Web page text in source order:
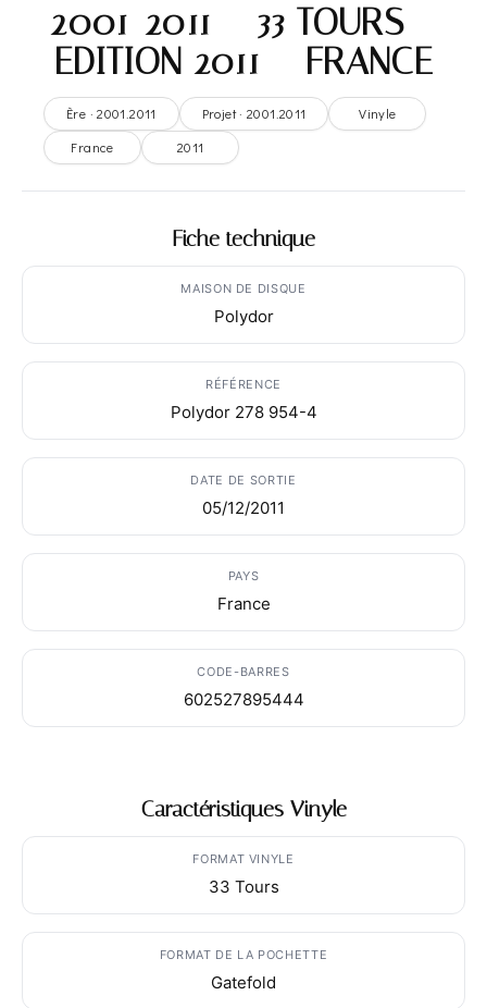
2001-2011 – 33 TOURS –
EDITION 2011 – FRANCE
Ère · 2001.2011 Projet · 2001.2011
Vinyle
France
2011
Fiche technique
MAISON DE DISQUE
Polydor
RÉFÉRENCE
Polydor 278 954-4
DATE DE SORTIE
05/12/2011
PAYS
France
CODE-BARRES
602527895444
Caractéristiques Vinyle
FORMAT VINYLE
33 Tours
FORMAT DE LA POCHETTE
Gatefold